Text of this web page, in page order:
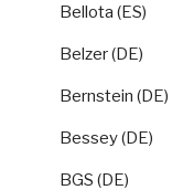
Bellota (ES)
Belzer (DE)
Bernstein (DE)
Bessey (DE)
BGS (DE)